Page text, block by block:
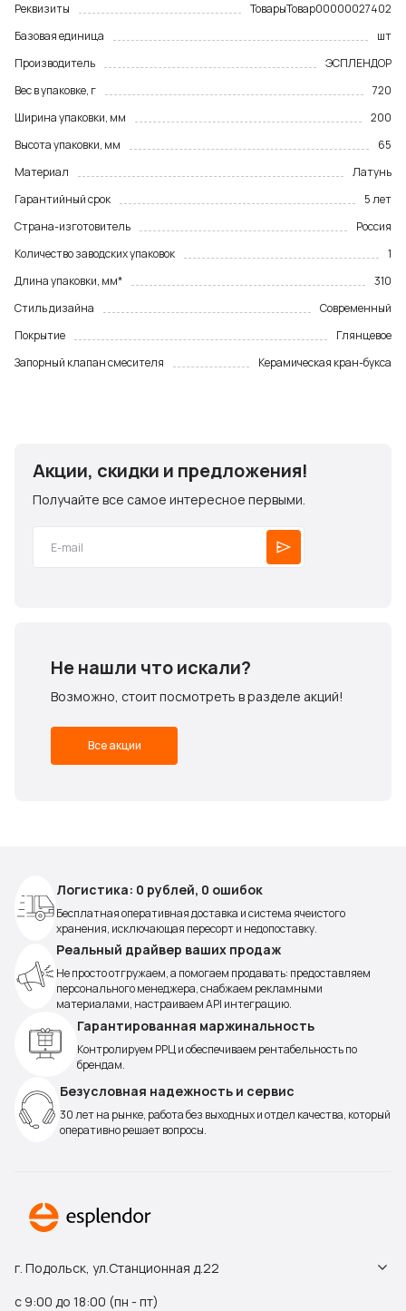
Реквизиты
ТоварыТовар00000027402
Базовая единица
шт
Производитель
ЭСПЛЕНДОР
Вес в упаковке, г
720
Ширина упаковки, мм
200
Высота упаковки, мм
65
Материал
Латунь
Гарантийный срок
5 лет
Страна-изготовитель
Россия
Количество заводских упаковок
1
Длина упаковки, мм*
310
Стиль дизайна
Современный
Покрытие
Глянцевое
Запорный клапан смесителя
Керамическая кран-букса
Акции, скидки и предложения!
Получайте все самое интересное первыми.
Не нашли что искали?
Возможно, стоит посмотреть в разделе акций!
Все акции
Логистика: 0 рублей, 0 ошибок
Бесплатная оперативная доставка и система ячеистого
хранения, исключающая пересорт и недопоставку.
Реальный драйвер ваших продаж
Не просто отгружаем, а помогаем продавать: предоставляем
персонального менеджера, снабжаем рекламными
материалами, настраиваем API интеграцию.
Гарантированная маржинальность
Контролируем РРЦ и обеспечиваем рентабельность по
брендам.
Безусловная надежность и сервис
30 лет на рынке, работа без выходных и отдел качества, который
оперативно решает вопросы.
г. Подольск, ул.Станционная д.22
с 9:00 до 18:00 (пн - пт)